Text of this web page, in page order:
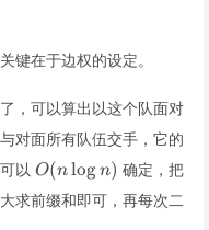
键在于边权的设定。
，可以算出以这个队面对
对面所有队伍交手，它的
以 O(n\log
O(n log n) 确定，把
求前缀和即可，再每次二